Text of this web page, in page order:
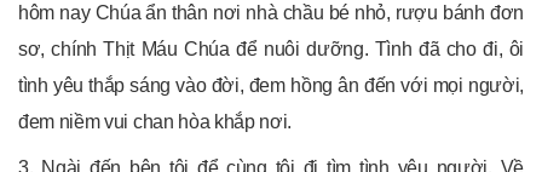
hôm nay Chúa ẩn thân nơi nhà chầu bé nhỏ, rượu bánh đơn
sơ, chính Thịt Máu Chúa để nuôi dưỡng. Tình đã cho đi, ôi
tình yêu thắp sáng vào đời, đem hồng ân đến với mọi người,
đem niềm vui chan hòa khắp nơi.
3. Ngài đến bên tôi để cùng tôi đi tìm tình yêu người. Về